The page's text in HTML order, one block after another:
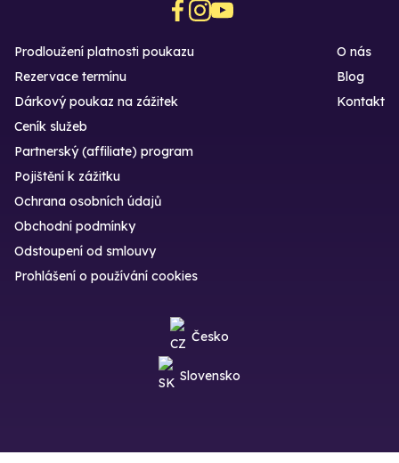
Prodloužení platnosti poukazu
Rezervace termínu
Dárkový poukaz na zážitek
O nás
Blog
Kontakt
Ceník služeb
Partnerský (affiliate) program
Pojištění k zážitku
Ochrana osobních údajů
Obchodní podmínky
Odstoupení od smlouvy
Prohlášení o používání cookies
Česko
Slovensko